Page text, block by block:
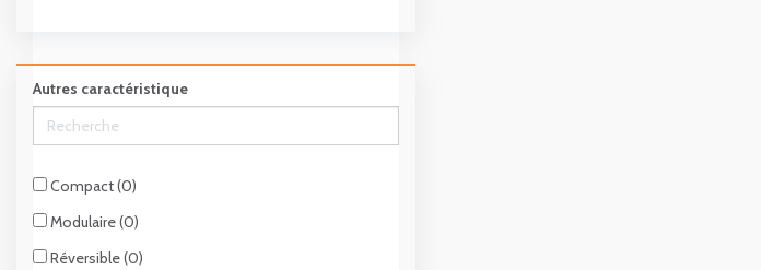
Autres caractéristique
Compact (0)
Modulaire (0)
Réversible (0)